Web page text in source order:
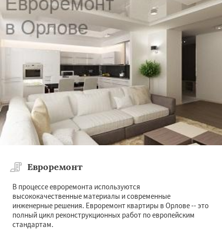
Евроремонт
В процессе евроремонта используются
высококачественные материалы и современные
инженерные решения. Евроремонт квартиры в Орлове -- это
полный цикл реконструкционных работ по европейским
стандартам.